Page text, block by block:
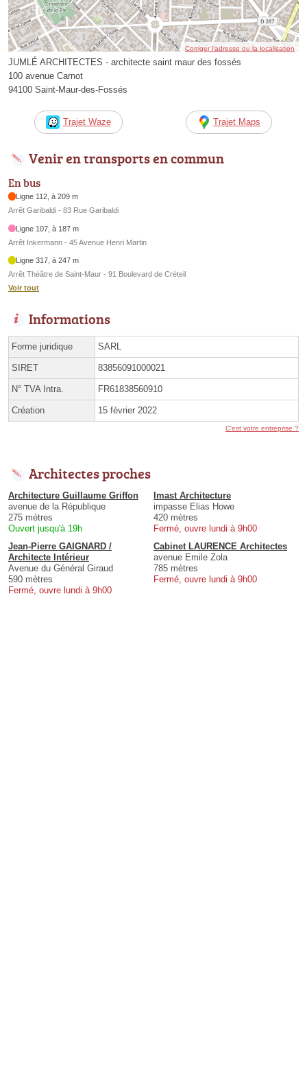
Corriger l’adresse ou la localisation
JUMLÉ ARCHITECTES - architecte saint maur des fossés
100 avenue Carnot
94100 Saint-Maur-des-Fossés
Trajet Waze Trajet Maps
Venir en transports en commun
En bus
Ligne 112, à 209 m
Arrêt Garibaldi - 83 Rue Garibaldi
Ligne 107, à 187 m
Arrêt Inkermann - 45 Avenue Henri Martin
Ligne 317, à 247 m
Arrêt Théâtre de Saint-Maur - 91 Boulevard de Créteil
Voir tout
Informations
Forme juridique SARL
SIRET 83856091000021
N° TVA Intra. FR61838560910
Création 15 février 2022
C'est votre entreprise ?
Architectes proches
Architecture Guillaume Griffon
avenue de la République
275 mètres
Ouvert jusqu'à 19h
Imast Architecture
impasse Elias Howe
420 mètres
Fermé, ouvre lundi à 9h00
Jean-Pierre GAIGNARD /
Architecte Intérieur
Avenue du Général Giraud
590 mètres
Fermé, ouvre lundi à 9h00
Cabinet LAURENCE Architectes
avenue Emile Zola
785 mètres
Fermé, ouvre lundi à 9h00